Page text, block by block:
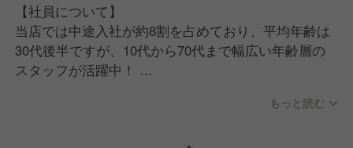
【社員について】
当店では中途入社が約8割を占めており、平均年齢は
30代後半ですが、10代から70代まで幅広い年齢層の
スタッフが活躍中！
らスタートした仲間も多数在籍しており、ありがたい
もっと読む